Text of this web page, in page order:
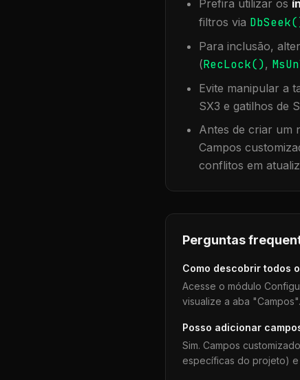
Prefira utilizar os
filtros via
Para inclusão,
(RecLock(),
Evite manipular a
SX3 e gatilhos de
Antes de criar um
Campos
conflitos em
Perguntas
Como descobrir todos
Acesse o módulo
visualize a aba
Posso adicionar
Sim. Campos
específicas do projeto) e